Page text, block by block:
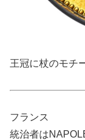
王冠に杖のモチ
フランス
統治者は